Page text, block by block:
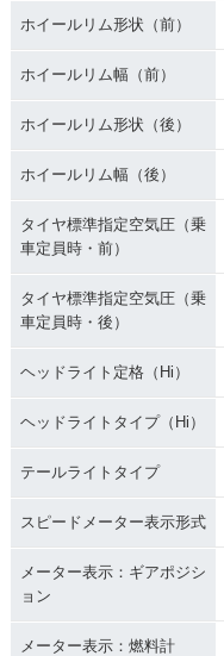
ホイールリム形状（前）
ホイールリム幅（前）
ホイールリム形状（後）
ホイールリム幅（後）
タイヤ標準指定空気圧（乗
車定員時・前）
タイヤ標準指定空気圧（乗
車定員時・後）
ヘッドライト定格（Hi）
ヘッドライトタイプ（Hi）
テールライトタイプ
スピードメーター表示形式
メーター表示：ギアポジシ
ョン
メーター表示：燃料計